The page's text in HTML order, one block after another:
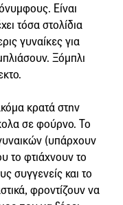
Είναι
τόσα στολίδια
γυναίκες για
Ξόμπλι
κρατά στην
σε φούρνο. Το
(υπάρχουν
το φτιάχνουν το
συγγενείς και το
φροντίζουν να